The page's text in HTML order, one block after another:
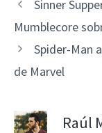
Sinner
Mumblecore
Spider-Man
de Marvel
Raúl